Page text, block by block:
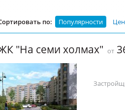
по: Популярности
"На семи холмах" от